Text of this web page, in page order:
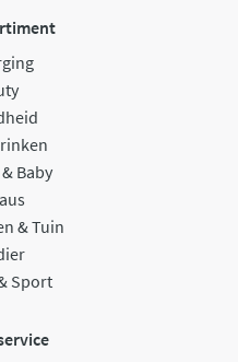
Baby
& Tuin
Sport